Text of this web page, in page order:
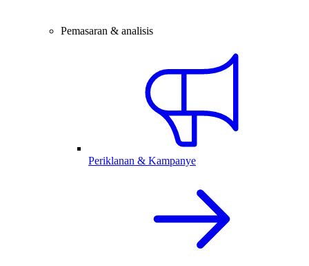
Pemasaran & analisis
Periklanan & Kampanye